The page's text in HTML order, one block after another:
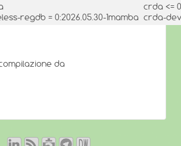
regdb = 0:2026.05.30-1mamba
crda <=
crda-
da